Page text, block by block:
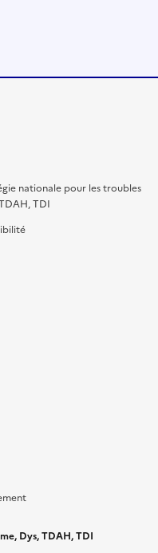
nationale pour les troubles
TDI
Dys, TDAH, TDI